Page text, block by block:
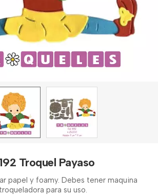
Troquel Payaso
papel y foamy. Debes tener maquina
troqueladora para su uso.